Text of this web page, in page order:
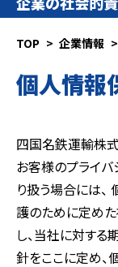
TOP 企業情報
個人情報
四国名鉄運輸株
お客様のプライ
り扱う場合には
護のために定め
し、当社に対する
針をここに定め、